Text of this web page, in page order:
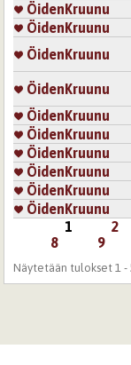
ÖidenKruunu
ÖidenKruunu
ÖidenKruunu
ÖidenKruunu
ÖidenKruunu
ÖidenKruunu
ÖidenKruunu
ÖidenKruunu
ÖidenKruunu
ÖidenKruunu
1 2
8
9
Näytetään tulokset 1 -